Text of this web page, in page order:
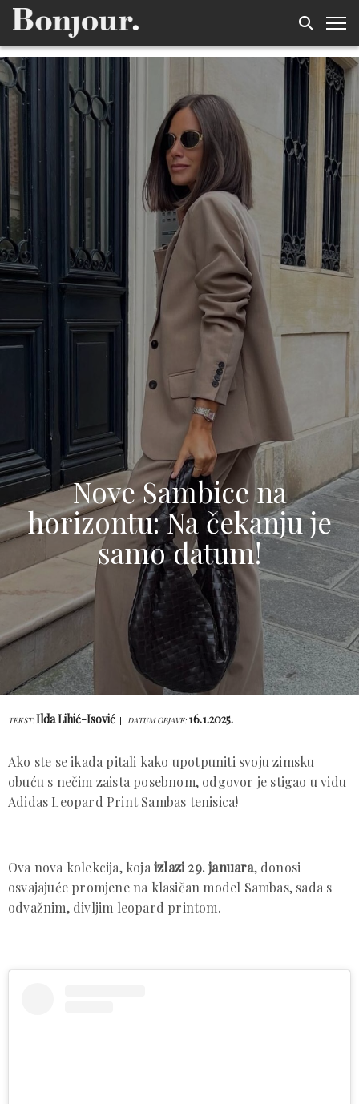
Nove Sambice na
horizontu: Na čekanju je
samo datum!
TEKST:Ilda Lihić-Isović DATUM OBJAVE: 16.1.2025.
Ako ste se ikada pitali kako upotpuniti svoju zimsku
obuću s nečim zaista posebnom, odgovor je stigao u vidu
Adidas Leopard Print Sambas tenisica!
Ova nova kolekcija, koja izlazi 29. januara, donosi
osvajajuće promjene na klasičan model Sambas, sada s
odvažnim, divljim leopard printom.